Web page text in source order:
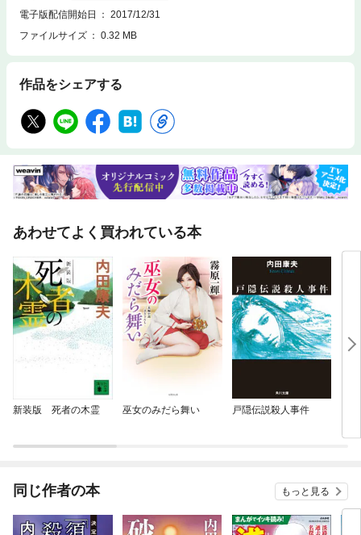
電子版配信開始日
2017/12/31
ファイルサイズ
0.32 MB
作品をシェアする
あわせてよく買われている本
新装版 死者の木霊 巫女のみだら舞い 戸隠伝説殺人事件
同じ作者の本 もっと見る